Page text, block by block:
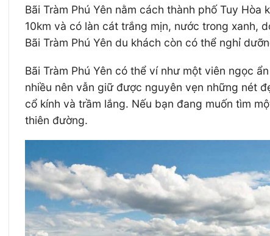
Bãi Tràm Phú Yên nằm cách thành phố Tuy
10km và có làn cát trắng mịn, nước trong xanh,
Bãi Tràm Phú Yên du khách còn có thể nghỉ
Bãi Tràm Phú Yên có thể ví như một viên ngọc
nhiều nên vẫn giữ được nguyên vẹn những nét
cổ kính và trầm lắng. Nếu bạn đang muốn tìm
thiên đường.